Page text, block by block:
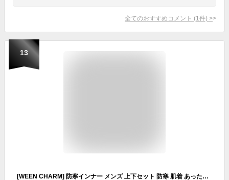
全てのおすすめコメント (1 件) >
13
[WEEN CHARM] 防寒インナー メンズ 上下セット 防寒 肌着 あったかインナー ストレッチ 裏起毛 保温 中厚 前開き 長袖シャツ ズボン下 吸湿 発熱 柔らかい 冬服